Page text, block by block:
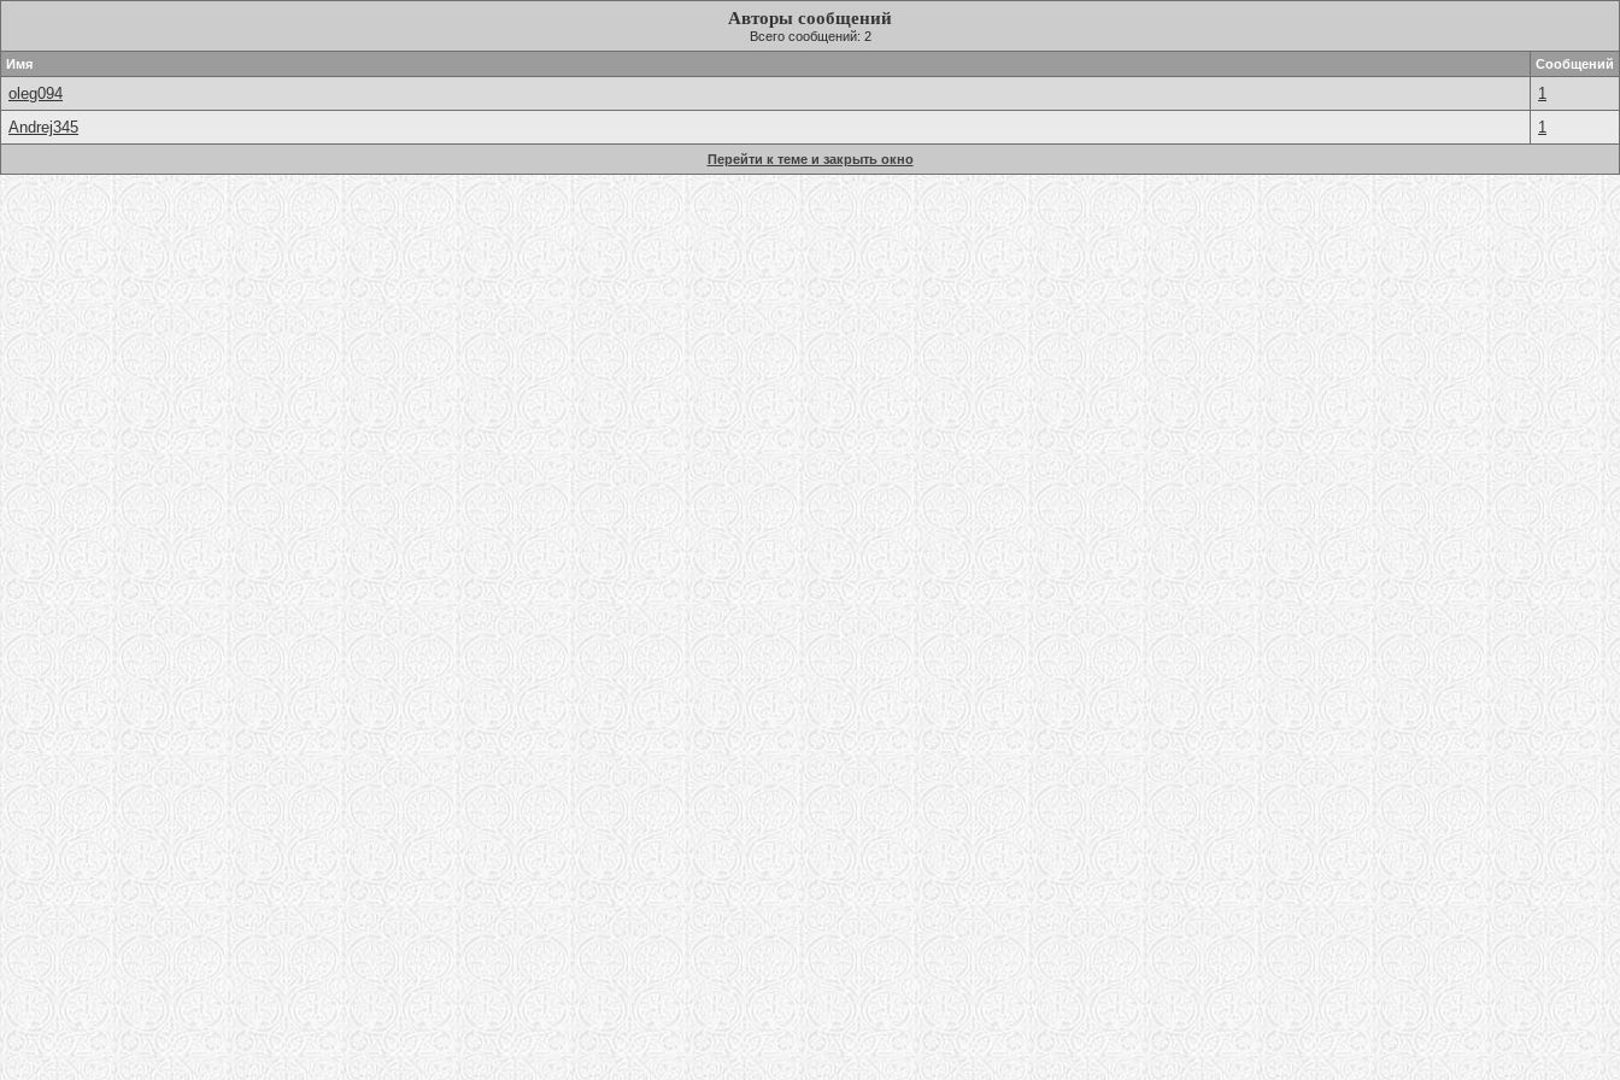
Авторы сообщений
Всего сообщений: 2
Имя
Сообщений
oleg094
1
Andrej345
1
Перейти к теме и закрыть окно